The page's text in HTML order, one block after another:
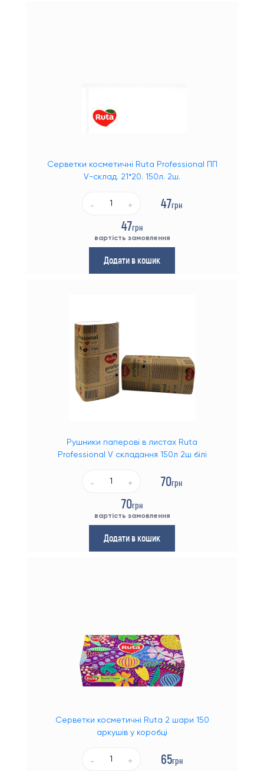
Серветки косметичні Ruta Professional ПП
V-склад. 21*20. 150л. 2ш.
- + 47грн
47грн
вартість замовлення
Додати в кошик
Рушники паперові в листах Ruta
Professional V складання 150л 2ш білі
- + 70грн
70грн
вартість замовлення
Додати в кошик
Серветки косметичні Ruta 2 шари 150
аркушів у коробці
- + 65грн